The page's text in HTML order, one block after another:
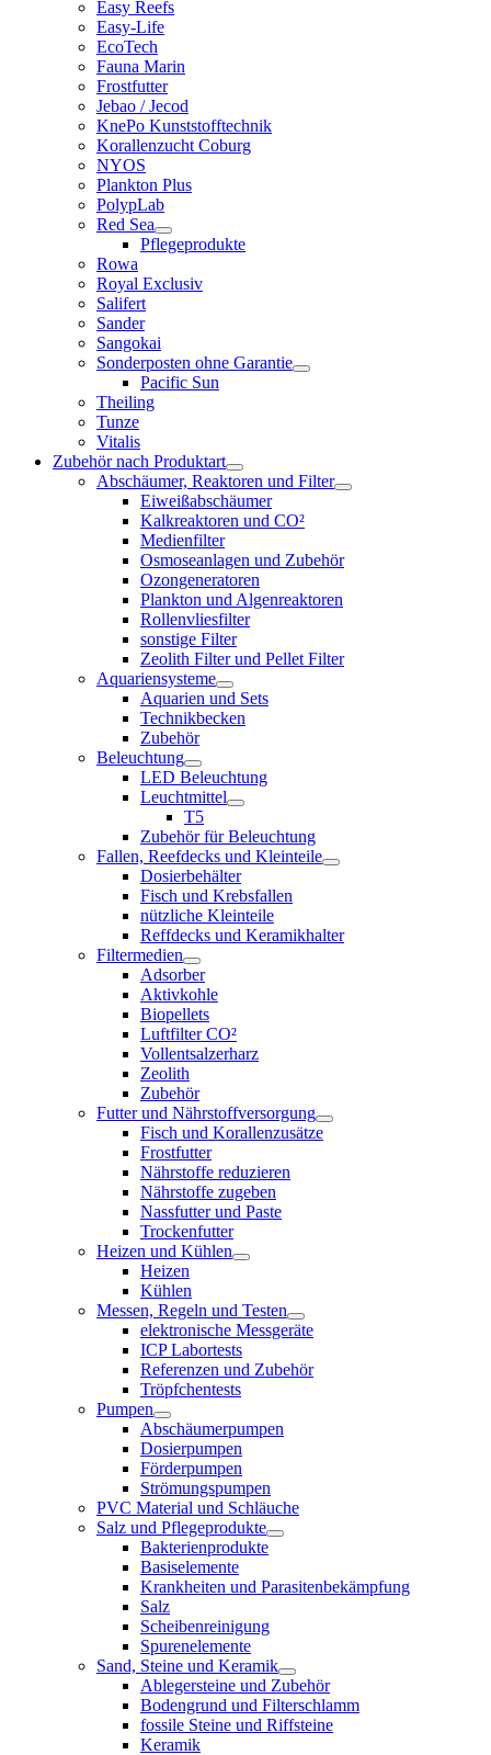
Easy Reefs
Easy-Life
EcoTech
Fauna Marin
Frostfutter
Jebao / Jecod
KnePo Kunststofftechnik
Korallenzucht Coburg
NYOS
Plankton Plus
PolypLab
Red Sea
Pflegeprodukte
Rowa
Royal Exclusiv
Salifert
Sander
Sangokai
Sonderposten ohne Garantie
Pacific Sun
Theiling
Tunze
Vitalis
Zubehör nach Produktart
Abschäumer, Reaktoren und Filter
Eiweißabschäumer
Kalkreaktoren und CO²
Medienfilter
Osmoseanlagen und Zubehör
Ozongeneratoren
Plankton und Algenreaktoren
Rollenvliesfilter
sonstige Filter
Zeolith Filter und Pellet Filter
Aquariensysteme
Aquarien und Sets
Technikbecken
Zubehör
Beleuchtung
LED Beleuchtung
Leuchtmittel
T5
Zubehör für Beleuchtung
Fallen, Reefdecks und Kleinteile
Dosierbehälter
Fisch und Krebsfallen
nützliche Kleinteile
Reffdecks und Keramikhalter
Filtermedien
Adsorber
Aktivkohle
Biopellets
Luftfilter CO²
Vollentsalzerharz
Zeolith
Zubehör
Futter und Nährstoffversorgung
Fisch und Korallenzusätze
Frostfutter
Nährstoffe reduzieren
Nährstoffe zugeben
Nassfutter und Paste
Trockenfutter
Heizen und Kühlen
Heizen
Kühlen
Messen, Regeln und Testen
elektronische Messgeräte
ICP Labortests
Referenzen und Zubehör
Tröpfchentests
Pumpen
Abschäumerpumpen
Dosierpumpen
Förderpumpen
Strömungspumpen
PVC Material und Schläuche
Salz und Pflegeprodukte
Bakterienprodukte
Basiselemente
Krankheiten und Parasitenbekämpfung
Salz
Scheibenreinigung
Spurenelemente
Sand, Steine und Keramik
Ablegersteine und Zubehör
Bodengrund und Filterschlamm
fossile Steine und Riffsteine
Keramik